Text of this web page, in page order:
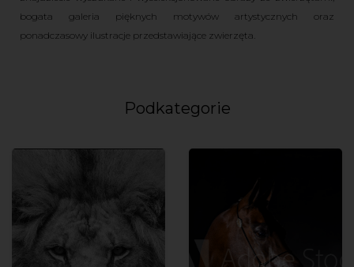
bogata galeria pięknych motywów artystycznych oraz
ponadczasowy ilustracje przedstawiające zwierzęta.
Podkategorie